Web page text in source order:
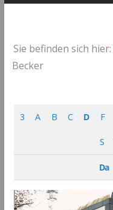
Sie befinden sich hier:
Becker
3 A B C D F
S
Da